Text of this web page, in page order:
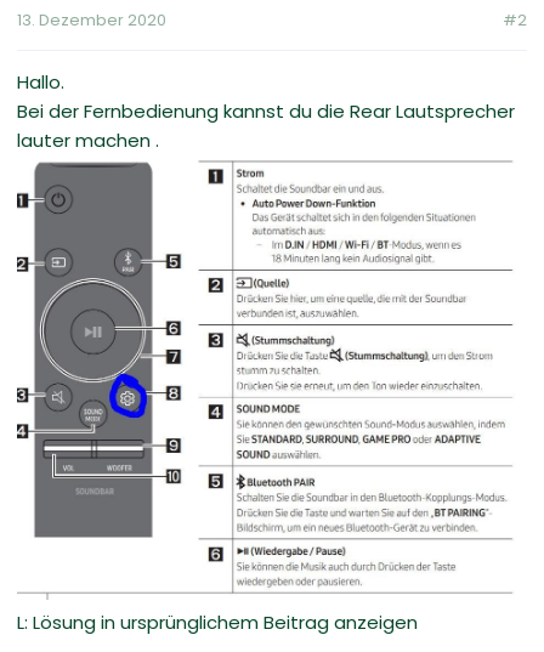
13. Dezember 2020 #2
Hallo.
Bei der Fernbedienung kannst du die Rear Lautsprecher
lauter machen .
L: Lösung in ursprünglichem Beitrag anzeigen